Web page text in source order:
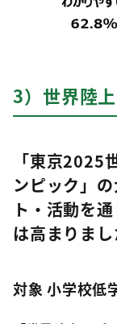
3）世界陸
「東京2025
ンピック」
ト・活動を
は高まりまし
対象 小学校低